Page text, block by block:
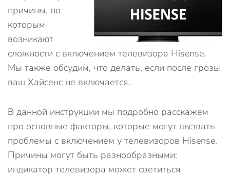
причины, по
которым
возникают
сложности с включением телевизора Hisense.
Мы также обсудим, что делать, если после грозы
ваш Хайсенс не включается.
В данной инструкции мы подробно расскажем
про основные факторы, которые могут вызвать
проблемы с включением у телевизоров Hisense.
Причины могут быть разнообразными:
индикатор телевизора может светиться